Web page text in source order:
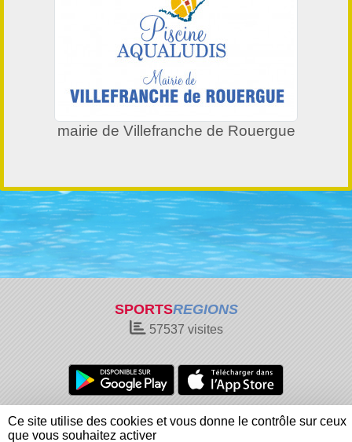
mairie de Villefranche de Rouergue
SPORTSREGIONS
57537 visites
Charte cookies
Gestion des cookies
Informations légales
Signaler un contenu inapproprié
Ce site utilise des cookies et vous donne le contrôle sur ceux
que vous souhaitez activer